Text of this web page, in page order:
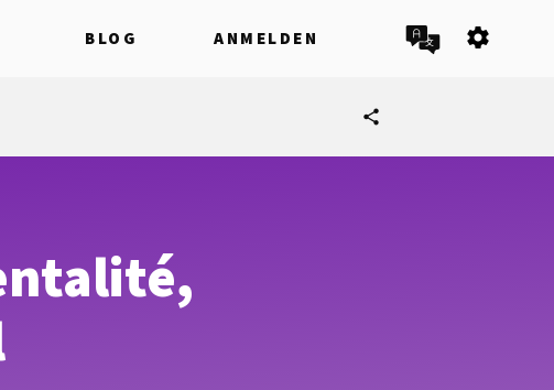
BLOG ANMELDEN settings
share